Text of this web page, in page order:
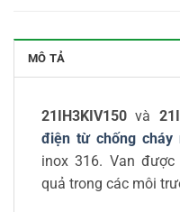
MÔ TẢ
21IH3KIV150và
điện từ chống cháy
inox 316. Van
quả trong các môi